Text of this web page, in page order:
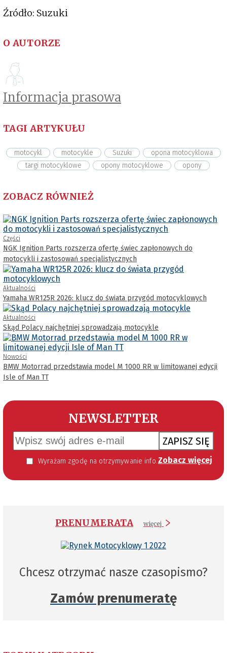
Źródło: Suzuki
O AUTORZE
Informacja prasowa
TAGI ARTYKUŁU
motocykl motocykle Suzuki
opona motocyklowa
targi motocyklowe
opony motocyklowe opony
ZOBACZ RÓWNIEŻ
Części
NGK Ignition Parts rozszerza ofertę świec zapłonowych do
motocykli i zastosowań specjalistycznych
Aktualności
Yamaha WR125R 2026: klucz do świata przygód motocyklowych
Aktualności
Skąd Polacy najchętniej sprowadzają motocykle
Nowości
BMW Motorrad przedstawia model M 1000 RR w limitowanej edycji
Isle of Man TT
NEWSLETTER
ZAPISZ SIĘ
Wyrażam zgodę na otrzymywanie informacji handlowej kierowanej do mnie za pomocą środków komunikacji elektronicznej w szczególności poczty elektronicznej zgodnie z przepisem art. 10 ust 2 ustawy z dnia 18 lipca 2002 roku o świadczeniu usług drogą elektroniczną (Dz. U. 144 z 2002 r. poz. 1204). Zgoda jest dobrowolna, jednak jej wyrażenie jest konieczne, aby otrzymywać newsletter. Zobacz więcej
PRENUMERATA więcej
Chcesz otrzymać nasze czasopismo?
Zamów prenumeratę